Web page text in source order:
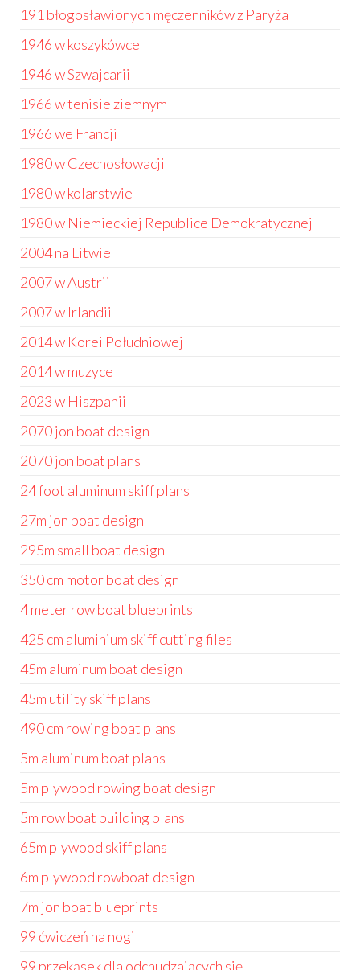
191 błogosławionych męczenników z Paryża
1946 w koszykówce
1946 w Szwajcarii
1966 w tenisie ziemnym
1966 we Francji
1980 w Czechosłowacji
1980 w kolarstwie
1980 w Niemieckiej Republice Demokratycznej
2004 na Litwie
2007 w Austrii
2007 w Irlandii
2014 w Korei Południowej
2014 w muzyce
2023 w Hiszpanii
2070 jon boat design
2070 jon boat plans
24 foot aluminum skiff plans
27m jon boat design
295m small boat design
350 cm motor boat design
4 meter row boat blueprints
425 cm aluminium skiff cutting files
45m aluminum boat design
45m utility skiff plans
490 cm rowing boat plans
5m aluminum boat plans
5m plywood rowing boat design
5m row boat building plans
65m plywood skiff plans
6m plywood rowboat design
7m jon boat blueprints
99 ćwiczeń na nogi
99 przekąsek dla odchudzających się